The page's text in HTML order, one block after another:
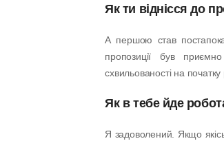
Як ти віднісся до
А першою став
пропозиції був
схвильованості на
Як в тебе йде
Я задоволений. Якщо